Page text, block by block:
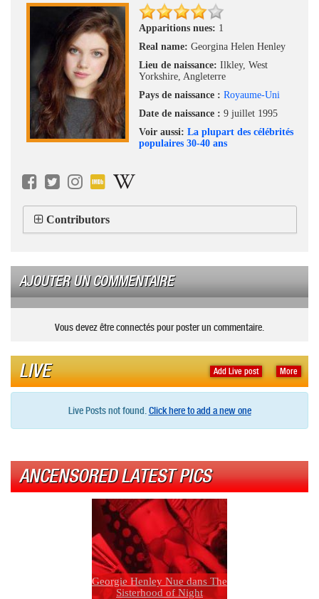
Apparitions nues: 1
Real name: Georgina Helen Henley
Lieu de naissance: Ilkley, West
Yorkshire, Angleterre
Pays de naissance : Royaume-Uni
Date de naissance : 9 juillet 1995
Voir aussi: La plupart des célébrités
populaires 30-40 ans
Contributors
AJOUTER UN COMMENTAIRE
Vous devez être connectés pour poster un commentaire.
More
Add Live post
LIVE
Live Posts not found. Click here to add a new one
ANCENSORED LATEST PICS
Georgie Henley Nue dans The
Sisterhood of Night